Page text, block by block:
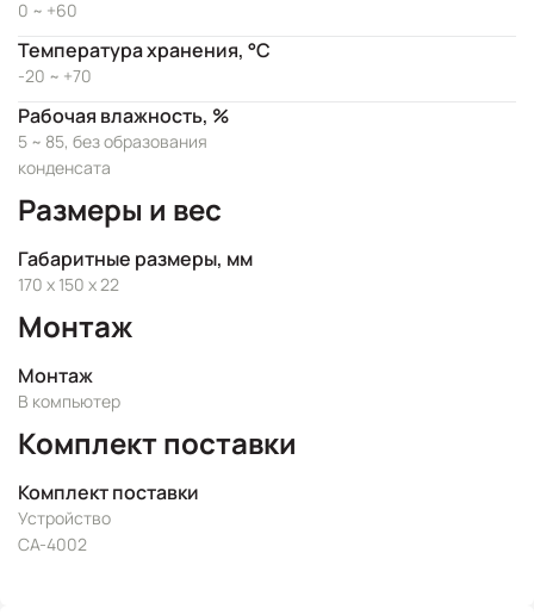
0 ~ +60
Температура хранения, °C
-20 ~ +70
Рабочая влажность, %
5 ~ 85, без образования
конденсата
Размеры и вес
Габаритные размеры, мм
170 x 150 x 22
Монтаж
Монтаж
В компьютер
Комплект поставки
Комплект поставки
Устройство
CA-4002